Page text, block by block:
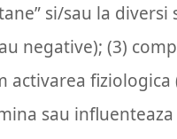
si/sau la
negative); (3)
activarea
sau